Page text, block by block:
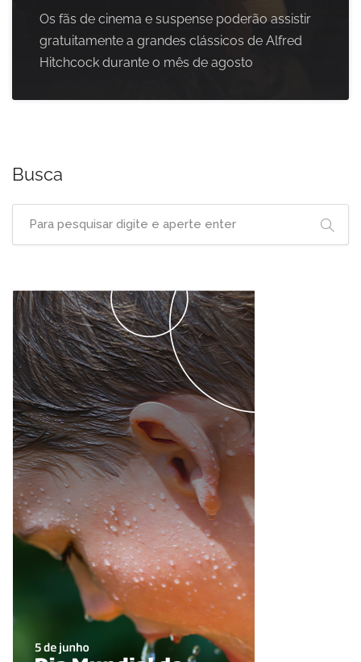
Os fãs de cinema e suspense poderão assistir
gratuitamente a grandes clássicos de Alfred
Hitchcock durante o mês de agosto
Busca